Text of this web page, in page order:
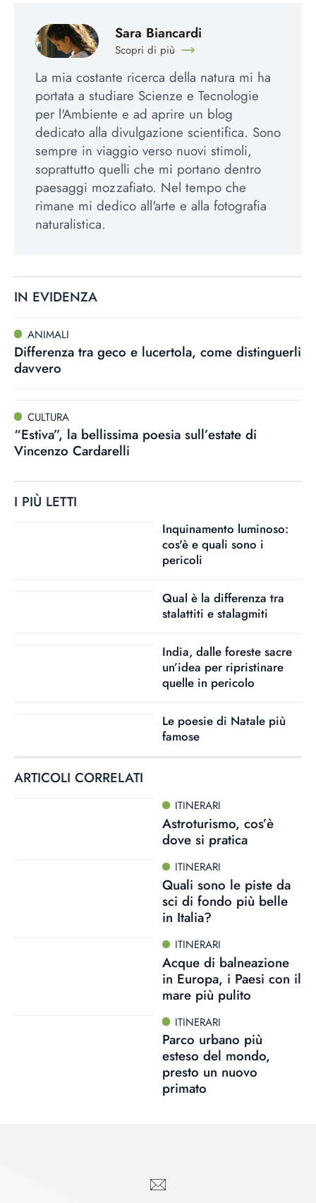
Sara Biancardi
Scopri di più
La mia costante ricerca della natura mi ha
portata a studiare Scienze e Tecnologie
per l'Ambiente e ad aprire un blog
dedicato alla divulgazione scientifica. Sono
sempre in viaggio verso nuovi stimoli,
soprattutto quelli che mi portano dentro
paesaggi mozzafiato. Nel tempo che
rimane mi dedico all'arte e alla fotografia
naturalistica.
IN EVIDENZA
ANIMALI
Differenza tra geco e lucertola, come distinguerli
davvero
CULTURA
“Estiva”, la bellissima poesia sull’estate di
Vincenzo Cardarelli
I PIÙ LETTI
Inquinamento luminoso:
cos'è e quali sono i
pericoli
Qual è la differenza tra
stalattiti e stalagmiti
India, dalle foreste sacre
un’idea per ripristinare
quelle in pericolo
Le poesie di Natale più
famose
ARTICOLI CORRELATI
ITINERARI
Astroturismo, cos’è
dove si pratica
ITINERARI
Quali sono le piste da
sci di fondo più belle
in Italia?
ITINERARI
Acque di balneazione
in Europa, i Paesi con il
mare più pulito
ITINERARI
Parco urbano più
esteso del mondo,
presto un nuovo
primato